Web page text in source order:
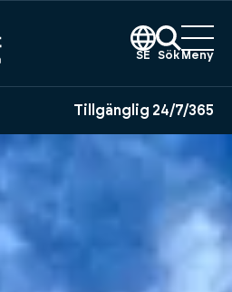
SE Sök Meny
Tillgänglig 24/7/365